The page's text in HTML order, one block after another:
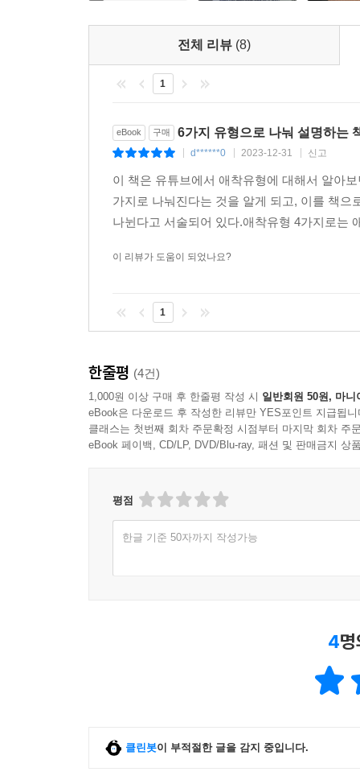
평소에는 착한 사람으로 불리면서도 한번 화가
‘증오형’ 유형이라면 이 장에서 소개하는 몇 가지
5장은 끝없는 의심으로 상대를 지치게 하는 ‘무
6장은 누군가를 만나도 금방 다른 연애 상대를 찾
답을 이 장에서 찾을 수 있다.
7장은 무슨 일을 하든 기댈 상대가 꼭 필요한 ‘
단번에 이를 파악하고 고통 속에서 벗어날 수 있을
선명하게 보인다. 우리가 자신을 스스로 치유
불균형을 바로잡아 삶과 관계를 전보다 안정되고
전체 리뷰 (8)
1
eBook 구매 6가지 유형으로 나눠 설명하는
d******0 2023-12-31 신고
이 책은 유튜브에서 애착유형에 대해서 알아
가지로 나눠진다는 것을 알게 되고, 이를 책
나뉜다고 서술되어 있다.애착유형 4가지로는
이 리뷰가 도움이 되었나요?
1
한줄평 (4건)
1,000원 이상 구매 후 한줄평 작성 시 일반회원 50원, 마니
eBook은 다운로드 후 작성한 리뷰만 YES포인트 지급됩니
클래스는 첫번째 회차 주문확정 시점부터 마지막 회차 주
eBook 페이백, CD/LP, DVD/Blu-ray, 패션 및 판매금지 상
평점
한글 기준 50자까지 작성가능
4
클린봇이 부적절한 글을 감지 중입니다.